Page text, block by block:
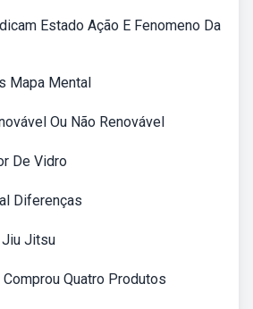
Estado Ação E Fenomeno Da
Mapa Mental
Ou Não Renovável
De Vidro
Diferenças
Jitsu
Quatro Produtos